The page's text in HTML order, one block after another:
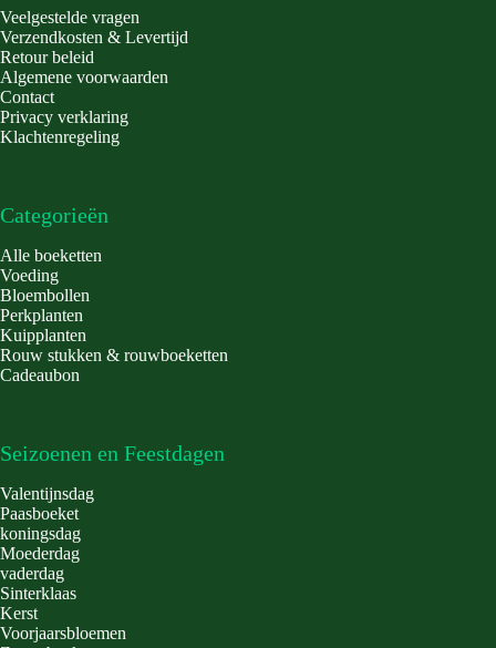
Veelgestelde vragen
Verzendkosten & Levertijd
Retour beleid
Algemene voorwaarden
Contact
Privacy verklaring
Klachtenregeling
Categorieën
Alle boeketten
Voeding
Bloembollen
Perkplanten
Kuipplanten
Rouw stukken & rouwboeketten
Cadeaubon
Seizoenen en Feestdagen
Valentijnsdag
Paasboeket
koningsdag
Moederdag
vaderdag
Sinterklaas
Kerst
Voorjaarsbloemen